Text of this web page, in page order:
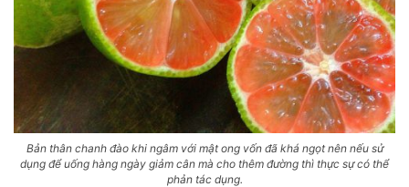
Bản thân chanh đào khi ngâm với mật ong vốn đã khá ngọt nên nếu sử
dụng để uống hàng ngày giảm cân mà cho thêm đường thì thực sự có thể
phản tác dụng.